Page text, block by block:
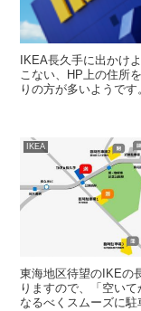
IKEA長久手に出かけ
こない、HP上の住所
りの方が多いようで
IKEA
東海地区待望のIKEの
りますので、「空い
なるべくスムーズに